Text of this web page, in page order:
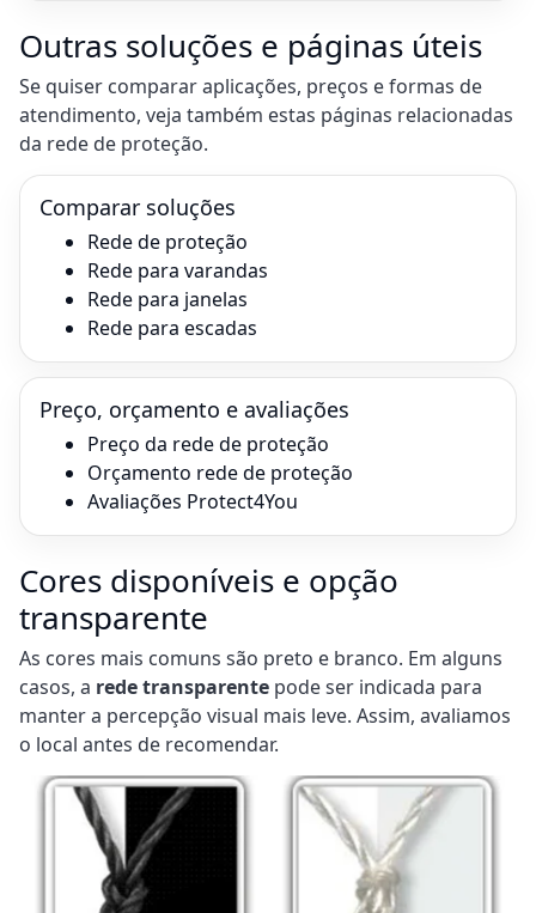
Outras soluções e páginas úteis
Se quiser comparar aplicações, preços e formas de
atendimento, veja também estas páginas relacionadas
da rede de proteção.
Comparar soluções
Rede de proteção
Rede para varandas
Rede para janelas
Rede para escadas
Preço, orçamento e avaliações
Preço da rede de proteção
Orçamento rede de proteção
Avaliações Protect4You
Cores disponíveis e opção
transparente
As cores mais comuns são preto e branco. Em alguns
casos, a rede transparente pode ser indicada para
manter a percepção visual mais leve. Assim, avaliamos
o local antes de recomendar.